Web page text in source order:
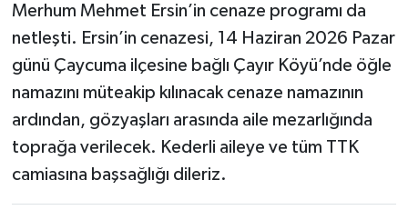
Merhum Mehmet Ersin’in cenaze programı da
netleşti. Ersin’in cenazesi, 14 Haziran 2026 Pazar
günü Çaycuma ilçesine bağlı Çayır Köyü’nde öğle
namazını müteakip kılınacak cenaze namazının
ardından, gözyaşları arasında aile mezarlığında
toprağa verilecek. Kederli aileye ve tüm TTK
camiasına başsağlığı dileriz.